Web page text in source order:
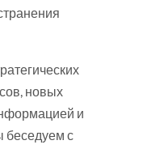
новых
и
беседуем с